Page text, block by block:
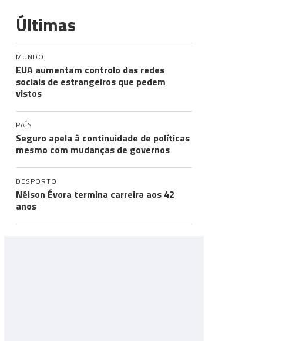
Últimas
MUNDO
EUA aumentam controlo das redes
sociais de estrangeiros que pedem
vistos
PAÍS
Seguro apela à continuidade de políticas
mesmo com mudanças de governos
DESPORTO
Nélson Évora termina carreira aos 42
anos